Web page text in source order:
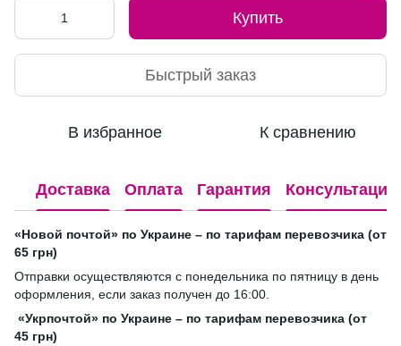
Купить
Быстрый заказ
В избранное К сравнению
Доставка Оплата Гарантия Консультация
«Новой почтой» по Украине – по тарифам перевозчика (от
65 грн)
Отправки осуществляются с понедельника по пятницу в день
оформления, если заказ получен до 16:00.
«Укрпочтой» по Украине – по тарифам перевозчика (от
45 грн)